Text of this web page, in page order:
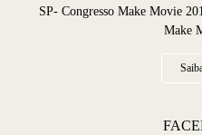
SP- Congresso Make Movie
Make